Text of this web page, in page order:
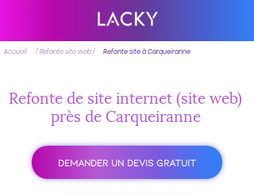
Accueil / Refonte site web / Refonte site à Carqueiranne
Refonte de site internet (site web)
près de Carqueiranne
DEMANDER UN DEVIS GRATUIT